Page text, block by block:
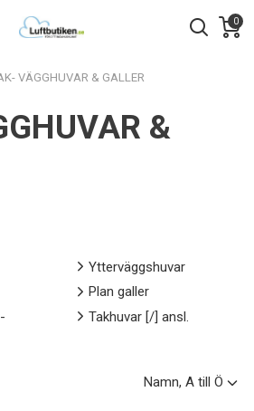
0
VÄGGHUVAR & GALLER
&
Ytterväggshuvar
Plan galler
Takhuvar [/] ansl.
Namn, A till Ö